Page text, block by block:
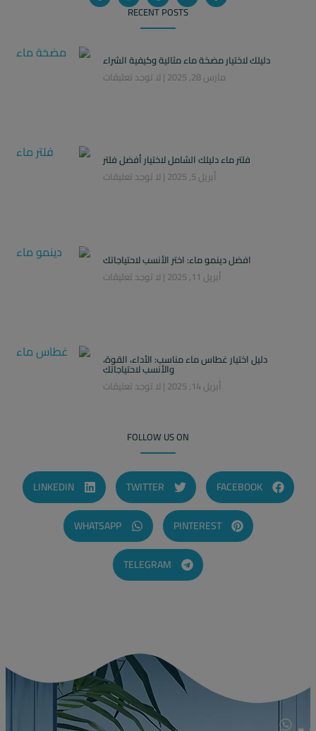
RECENT POSTS
دليلك لاختيار مضخة ماء مثالية وكيفية الشراء
مارس 28, 2025
لا توجد تعليقات
فلتر ماء دليلك الشامل لاختيار أفضل فلتر
أبريل 5, 2025
لا توجد تعليقات
افضل دينمو ماء: اختر الأنسب لاحتياجاتك
أبريل 11, 2025
لا توجد تعليقات
دليل اختيار غطاس ماء مناسب: الأداء، القوة،
والأنسب لاحتياجاتك
أبريل 14, 2025
لا توجد تعليقات
FOLLOW US ON
FACEBOOK
TWITTER
LINKEDIN
PINTEREST
WHATSAPP
TELEGRAM